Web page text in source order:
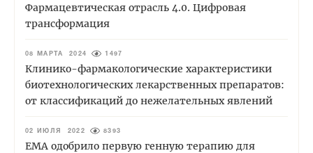
Фармацевтическая отрасль 4.0. Цифровая
трансформация
08 МАРТА 2024 1497
Клинико-фармакологические характеристики
биотехнологических лекарственных препаратов:
от классификаций до нежелательных явлений
02 ИЮЛЯ 2022 8393
EMA одобрило первую генную терапию для